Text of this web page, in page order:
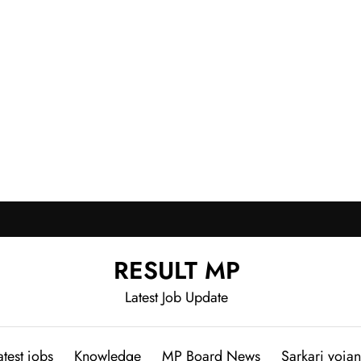
RESULT MP
Latest Job Update
jobs Knowledge MP Board News Sarkari